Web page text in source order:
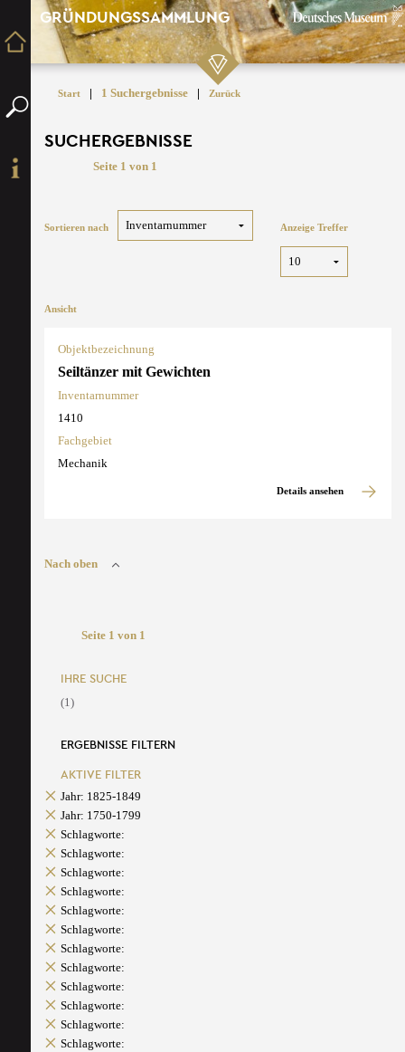
GRÜNDUNGSSAMMLUNG
Start | 1 Suchergebnisse | Zurück
SUCHERGEBNISSE
Seite 1 von 1
Sortieren nach Anzeige Treffer
Ansicht
Objektbezeichnung
Seiltänzer mit Gewichten
Inventarnummer
1410
Fachgebiet
Mechanik
Details ansehen
Nach oben
Seite 1 von 1
IHRE SUCHE
(1)
ERGEBNISSE FILTERN
AKTIVE FILTER
Jahr: 1825-1849
Jahr: 1750-1799
Schlagworte:
Schlagworte:
Schlagworte:
Schlagworte:
Schlagworte:
Schlagworte:
Schlagworte:
Schlagworte:
Schlagworte:
Schlagworte:
Schlagworte:
Schlagworte: